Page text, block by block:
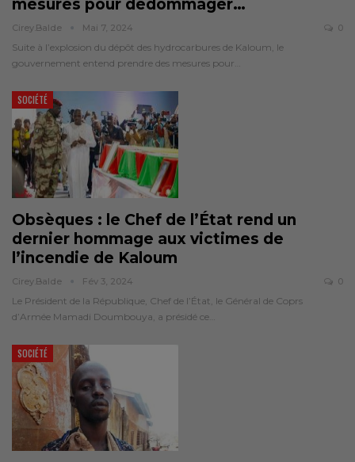
mesures pour dédommager…
Cirey.balde Mai 7, 2024 0
Suite à l’explosion du dépôt des hydrocarbures de Kaloum, le
gouvernement entend prendre des mesures pour…
SOCIÉTÉ
Obsèques : le Chef de l’État rend un
dernier hommage aux victimes de
l’incendie de Kaloum
Cirey.balde Fév 3, 2024 0
Le Président de la République, Chef de l’État, le Général de Coprs
d’Armée Mamadi Doumbouya, a présidé ce…
SOCIÉTÉ